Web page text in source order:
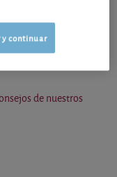
de nuestros
y continuar